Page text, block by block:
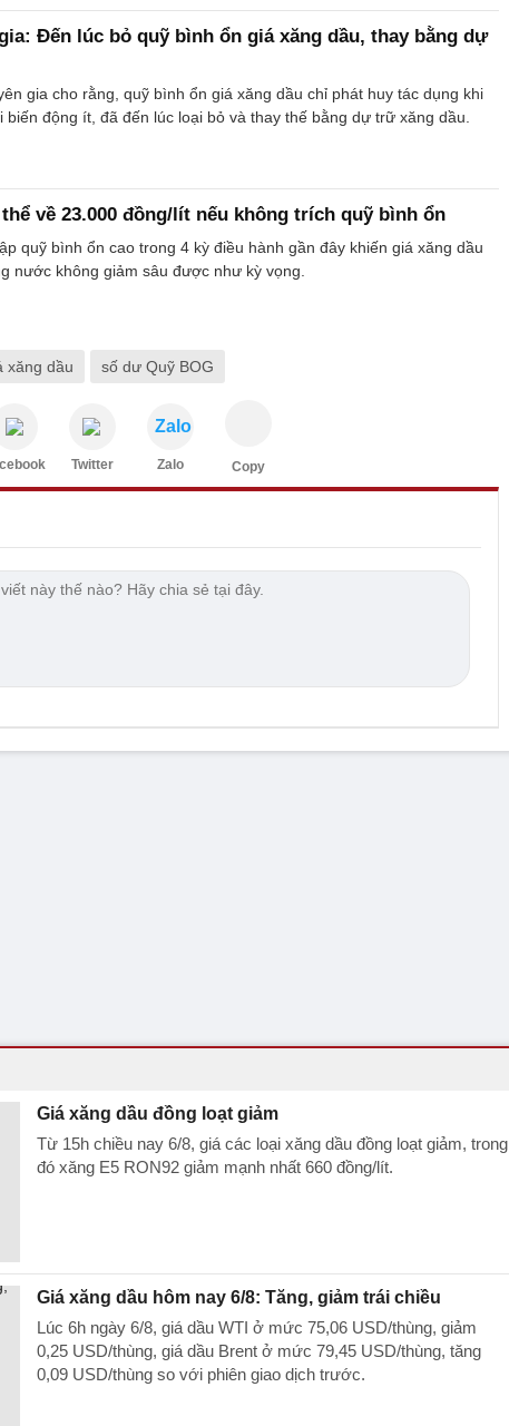
Đến lúc bỏ quỹ bình ổn giá xăng dầu, thay bằng dự
gia cho rằng, quỹ bình ổn giá xăng dầu chỉ phát huy tác dụng khi
biến động ít, đã đến lúc loại bỏ và thay thế bằng dự trữ xăng dầu.
về 23.000 đồng/lít nếu không trích quỹ bình ổn
quỹ bình ổn cao trong 4 kỳ điều hành gần đây khiến giá xăng dầu
nước không giảm sâu được như kỳ vọng.
xăng dầu số dư Quỹ BOG
Twitter
Zalo
Zalo Copy
Giá xăng dầu đồng loạt giảm
Từ 15h chiều nay 6/8, giá các loại xăng dầu đồng loạt giảm, trong
đó xăng E5 RON92 giảm mạnh nhất 660 đồng/lít.
Giá xăng dầu hôm nay 6/8: Tăng, giảm trái chiều
Lúc 6h ngày 6/8, giá dầu WTI ở mức 75,06 USD/thùng, giảm
0,25 USD/thùng, giá dầu Brent ở mức 79,45 USD/thùng, tăng
0,09 USD/thùng so với phiên giao dịch trước.